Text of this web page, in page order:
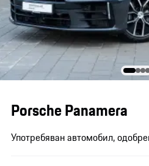
Porsche Panamera
Употребяван автомобил,